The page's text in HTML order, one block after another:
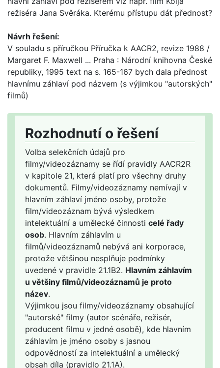
režiséra Jana Svěráka. Kterému přístupu dát přednost?
Návrh řešení:
V souladu s příručkou Příručka k AACR2, revize 1988 /
Margaret F. Maxwell ... Praha : Národní knihovna České
republiky, 1995 text na s. 165-167 bych dala přednost
hlavnímu záhlaví pod názvem (s výjimkou "autorských"
filmů)
Rozhodnutí o řešení
Volba selekčních údajů pro
filmy/videozáznamy se řídí pravidly AACR2R
v kapitole 21, která platí pro všechny druhy
dokumentů. Filmy/videozáznamy nemívají v
hlavním záhlaví jméno osoby, protože
film/videozáznam bývá výsledkem
intelektuální a umělecké činnosti celé řady
osob. Hlavním záhlavím u
filmů/videozáznamů nebývá ani korporace,
protože většinou nesplňuje podmínky
uvedené v pravidle 21.1B2. Hlavním záhlavím
u většiny filmů/videozáznamů je proto
název.
Výjimkou jsou filmy/videozáznamy obsahující
"autorské" filmy (autor scénáře, režisér,
producent filmu v jedné osobě), kde hlavním
záhlavím je jméno osoby s jasnou
odpovědností za intelektuální a umělecký
obsah díla (pravidlo 21.1A).